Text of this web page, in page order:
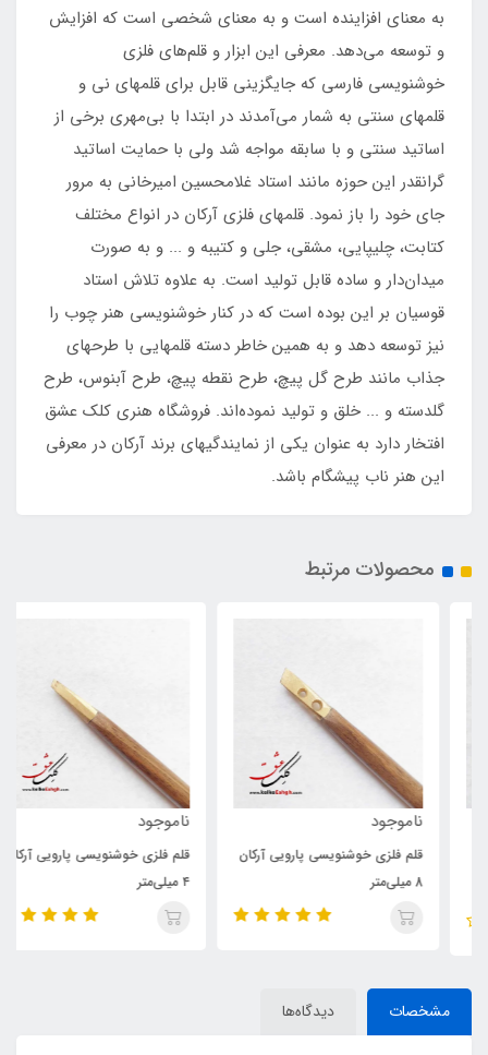
به معنای افزاینده است و به معنای شخصی است که افزایش
و توسعه می‌دهد. معرفی این ابزار و قلم‌های فلزی
خوشنویسی فارسی که جایگزینی قابل برای قلمهای نی و
قلمهای سنتی به شمار می‌آمدند در ابتدا با بی‌مهری برخی از
اساتید سنتی و با سابقه مواجه شد ولی با حمایت اساتید
گرانقدر این حوزه مانند استاد غلامحسین امیرخانی به مرور
جای خود را باز نمود. قلمهای فلزی آرکان در انواع مختلف
کتابت، چلیپایی، مشقی، جلی و کتیبه و ... و به صورت
میدان‌دار و ساده قابل تولید است. به علاوه تلاش استاد
قوسیان بر این بوده است که در کنار خوشنویسی هنر چوب را
نیز توسعه دهد و به همین خاطر دسته‌ قلمهایی با طرحهای
جذاب مانند طرح گل پیچ، طرح نقطه پیچ، طرح آبنوس، طرح
گلدسته و ... خلق و تولید نموده‌اند. فروشگاه هنری کلک عشق
افتخار دارد به عنوان یکی از نمایندگیهای برند آرکان در معرفی
این هنر ناب پیشگام باشد.
محصولات مرتبط
ناموجود
قلم فلزی خوشنویسی پارویی آرکان
ناموجود
قلم فلزی خوشنویسی پارویی آرکان
مشخصات دیدگاه‌ها